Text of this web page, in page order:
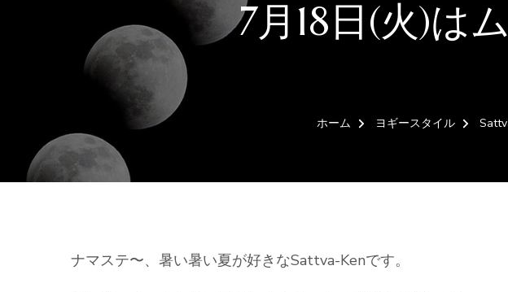
7月18日(火)は
ホーム ヨギースタイル
ナマステ〜、暑い暑い夏が好きなSattva-Kenです。